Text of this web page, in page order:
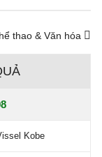
thao & Văn hóa
Kobe